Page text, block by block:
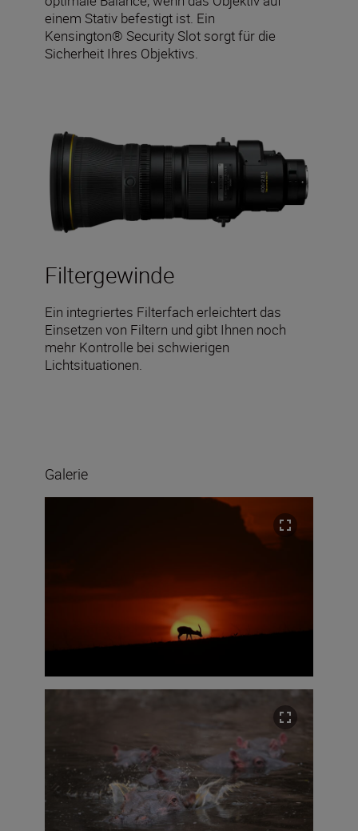
einem Stativ befestigt ist. Ein
Kensington® Security Slot sorgt für die
Sicherheit Ihres Objektivs.
Filtergewinde
Ein integriertes Filterfach erleichtert das
Einsetzen von Filtern und gibt Ihnen noch
mehr Kontrolle bei schwierigen
Lichtsituationen.
Galerie